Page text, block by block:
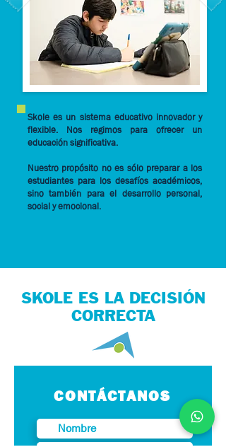
Skole es un sistema educativo innovador y
flexible. Nos regimos para ofrecer un
educación significativa.
Nuestro propósito no es sólo preparar a los
estudiantes para los desafíos académicos,
sino también para el desarrollo personal,
social y emocional.
SKOLE ES LA DECISIÓN
CORRECTA
CONTÁCTANOS